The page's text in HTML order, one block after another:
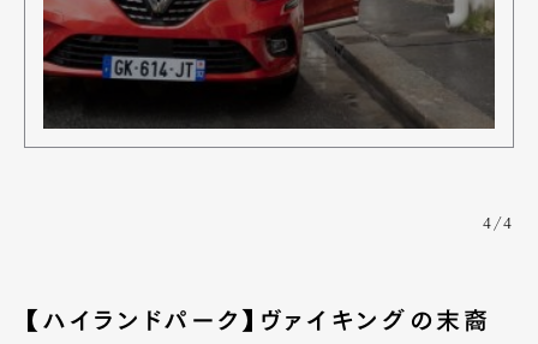
4/4
【ハイランドパーク】ヴァイキングの末裔